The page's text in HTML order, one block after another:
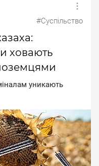
#Суспільство
ховають
уникaють